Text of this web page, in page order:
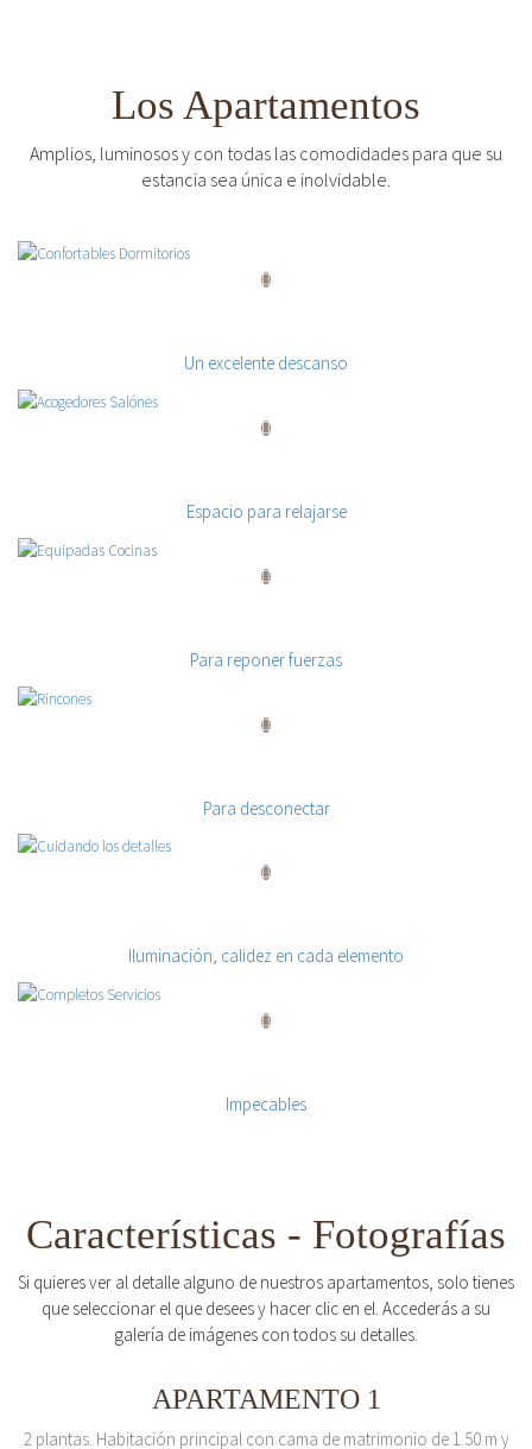
Los Apartamentos
Amplios, luminosos y con todas las comodidades para que su
estancia sea única e inolvidable.
Un excelente descanso
Espacio para relajarse
Para reponer fuerzas
Para desconectar
Iluminación, calidez en cada elemento
Impecables
Características - Fotografías
Si quieres ver al detalle alguno de nuestros apartamentos, solo tienes
que seleccionar el que desees y hacer clic en el. Accederás a su
galería de imágenes con todos su detalles.
APARTAMENTO 1
2 plantas. Habitación principal con cama de matrimonio de 1.50 m y